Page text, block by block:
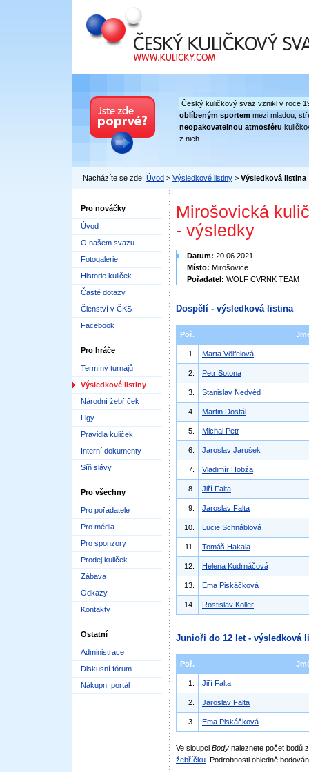
Český kuličkový svaz
Český kuličkový svaz vznikl v roce
oblíbeným sportem mezi mladou,
neopakovatelnou atmosféru
z nich.
Nacházíte se zde: Úvod > Výsledkové listiny > Výsledková listina
Pro nováčky
Úvod
O našem svazu
Fotogalerie
Historie kuliček
Časté dotazy
Členství v ČKS
Facebook
Pro hráče
Termíny turnajů
Výsledkové listiny
Národní žebříček
Ligy
Pravidla kuliček
Interní dokumenty
Síň slávy
Pro všechny
Pro pořadatele
Pro média
Pro sponzory
Prodej kuliček
Zábava
Odkazy
Kontakty
Ostatní
Administrace
Diskusní fórum
Nákupní portál
Mirošovická
- výsledky
Datum: 20.06.2021
Místo: Mirošovice
Pořadatel: WOLF CVRNK TEAM
Dospělí - výsledková listina
Poř.
1. Marta Völfelová
2. Petr Sotona
3. Stanislav Nedvěd
4. Martin Dostál
5. Michal Petr
6. Jaroslav Jarušek
7. Vladimír Hobža
8. Jiří Falta
9. Jaroslav Falta
10. Lucie Schnáblová
11. Tomáš Hakala
12. Helena Kudrnáčová
13. Ema Piskáčková
14. Rostislav Koller
Junioři do 12 let - výsledková
Poř.
1. Jiří Falta
2. Jaroslav Falta
3. Ema Piskáčková
Ve sloupci Body naleznete počet bodů
žebříčku . Podrobnosti ohledně